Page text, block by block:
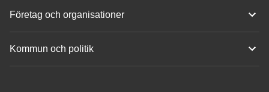
Företag och organisationer
Kommun och politik